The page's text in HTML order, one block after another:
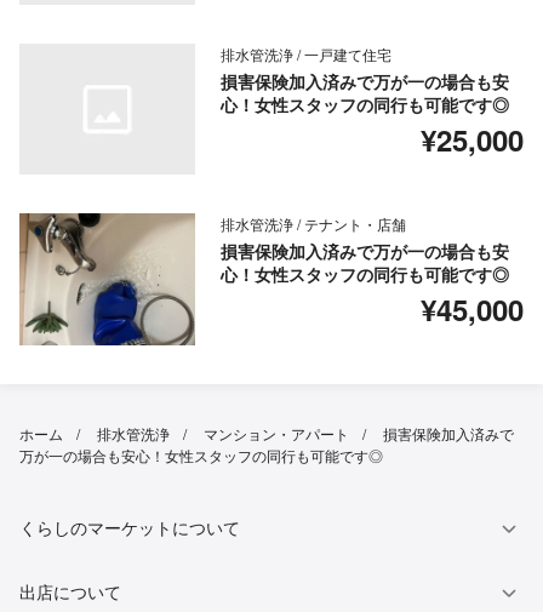
排水管洗浄 / 一戸建て住宅
損害保険加入済みで万が一の場合も安
心！女性スタッフの同行も可能です◎
¥25,000
排水管洗浄 / テナント・店舗
損害保険加入済みで万が一の場合も安
心！女性スタッフの同行も可能です◎
¥45,000
ホーム 排水管洗浄 マンション・アパート
損害保険加入済みで
万が一の場合も安心！女性スタッフの同行も可能です◎
くらしのマーケットについて
出店について